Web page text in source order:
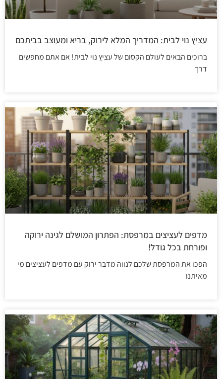
עציץ נוי לבית: המדריך המלא לירוק, בריא ומעוצב בביתכם
ברוכים הבאים לעולם הקסום של עציץ נוי לבית! אם אתם מחפשים
דרך
מדפים לעציצים במרפסת: הפתרון המושלם לגינה ירוקה
ופורחת בכל גודל!
הפכו את המרפסת שלכם לנווה מדבר ירוק עם מדפים לעציצים מי
מאיתנו